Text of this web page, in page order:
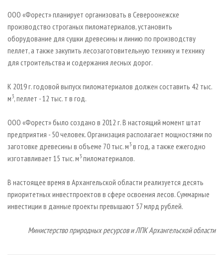
ООО «Форест» планирует организовать в Североонежске
производство строганых пиломатериалов, установить
оборудование для сушки древесины и линию по производству
пеллет, а также закупить лесозаготовительную технику и технику
для строительства и содержания лесных дорог.
К 2019 г. годовой выпуск пиломатериалов должен составить 42 тыс.
м3, пеллет - 12 тыс. т в год.
ООО «Форест» было создано в 2012 г. В настоящий момент штат
предприятия - 50 человек. Организация располагает мощностями по
заготовке древесины в объеме 70 тыс. м3 в год, а также ежегодно
изготавливает 15 тыс. м3 пиломатериалов.
В настоящее время в Архангельской области реализуется десять
приоритетных инвестпроектов в сфере освоения лесов. Суммарные
инвестиции в данные проекты превышают 57 млрд рублей.
Министерство природных ресурсов и ЛПК Архангельской области